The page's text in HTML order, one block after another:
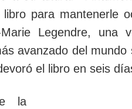
libro para mantenerle
Legendre, una
avanzado del
el libro en seis